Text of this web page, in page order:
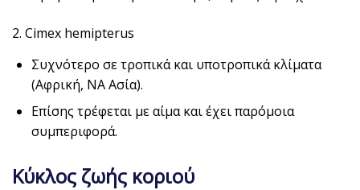
2. Cimex hemipterus
Συχνότερο σε τροπικά και υποτροπικά κλίματα
(Αφρική, ΝΑ Ασία).
Επίσης τρέφεται με αίμα και έχει παρόμοια
συμπεριφορά.
Κύκλος ζωής κοριού